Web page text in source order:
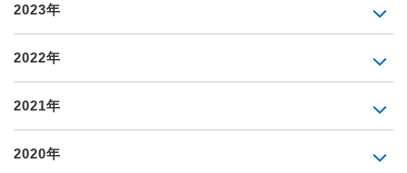
2023年
2022年
2021年
2020年